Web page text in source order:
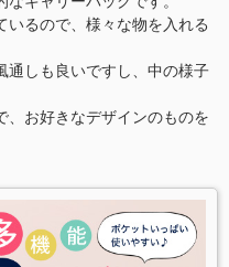
いるので、様々な物を入れる
通しも良いですし、中の様子
、お好きなデザインのものを